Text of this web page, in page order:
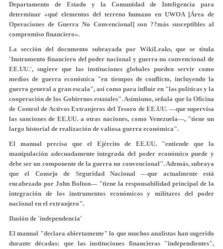
Departamento de Estado y la Comunidad de Inteligencia para
determinar «qué elementos del terreno humano en UWOA [Área de
Operaciones de Guerra No Convencional] son ??más susceptibles al
compromiso financiero».
La sección del documento subrayada por WikiLeaks, que se titula
'Instrumento financiero del poder nacional y guerra no convencional de
EE.UU.', sugiere que las instituciones globales pueden servir como
medios de guerra económica "en tiempos de conflicto, incluyendo la
guerra general a gran escala", así como para influir en "las políticas y la
cooperación de los Gobiernos estatales". Asimismo, señala que la Oficina
de Control de Activos Extranjeros del Tesoro de EE.UU. —que supervisa
las sanciones de EE.UU. a otras naciones, como Venezuela—, "tiene un
largo historial de realización de valiosa guerra económica".
El manual precisa que el Ejército de EE.UU. "entiende que la
manipulación adecuadamente integrada del poder económicopuede y
debe ser un componente de la guerra no convencional". Además, subraya
que el Consejo de Seguridad Nacional —que actualmente está
encabezado por John Bolton— "tiene la responsabilidad principal de la
integración de los instrumentos económicos y militares del poder
nacional en el extranjero".
Ilusión de 'independencia'
El manual "declara abiertamente" lo que muchos analistas han sugerido
durante décadas: que las instituciones financieras "independientes",